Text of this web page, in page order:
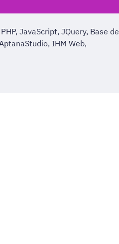
JavaScript, JQuery, Base de
IHM Web,